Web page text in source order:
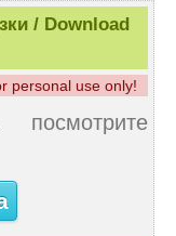
/ Download
personal use only!